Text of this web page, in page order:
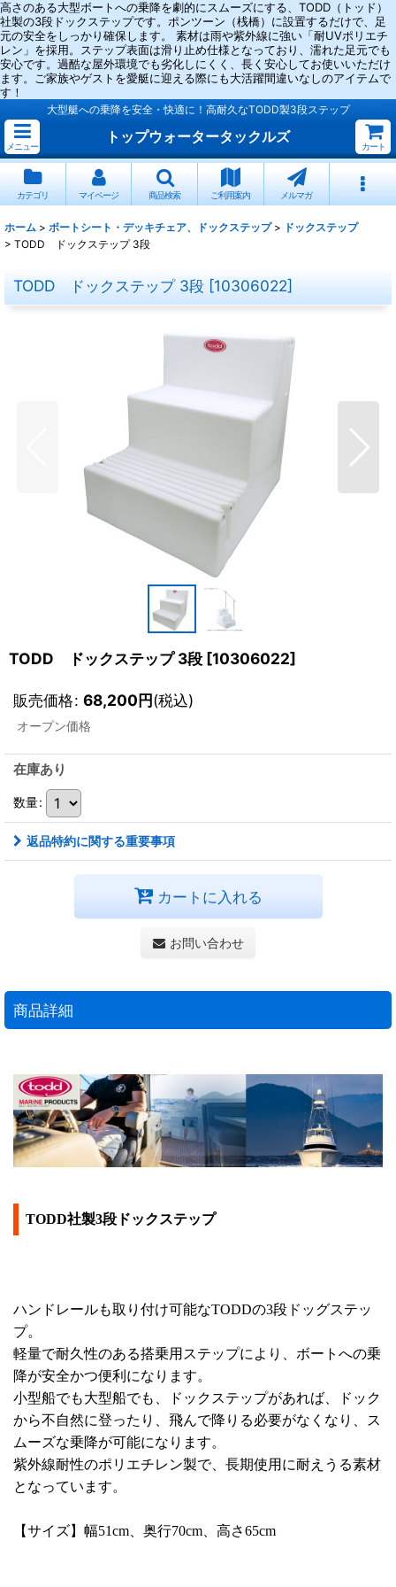
高さのある大型ボートへの乗降を劇的にスムーズにする、TODD（トッド）
社製の3段ドックステップです。ポンツーン（桟橋）に設置するだけで、足
元の安全をしっかり確保します。 素材は雨や紫外線に強い「耐UVポリエチ
レン」を採用。ステップ表面は滑り止め仕様となっており、濡れた足元でも
安心です。過酷な屋外環境でも劣化しにくく、長く安心してお使いいただけ
ます。ご家族やゲストを愛艇に迎える際にも大活躍間違いなしのアイテムで
す！
大型艇への乗降を安全・快適に！高耐久なTODD製3段ステップ
メニュー
トップウォータータックルズ
カート
カテゴリ マイページ 商品検索 ご利用案内 メルマガ
ホーム > ボートシート・デッキチェア、ドックステップ > ドックステップ
> TODD ドックステップ 3段
TODD ドックステップ 3段 [10306022]
TODD ドックステップ 3段 [10306022]
販売価格: 68,200円(税込)
オープン価格
在庫あり
数量:
返品特約に関する重要事項
カートに入れる
お問い合わせ
商品詳細
TODD社製3段ドックステップ
ハンドレールも取り付け可能なTODDの3段ドッグステッ
プ。
軽量で耐久性のある搭乗用ステップにより、ボートへの乗
降が安全かつ便利になります。
小型船でも大型船でも、ドックステップがあれば、ドック
から不自然に登ったり、飛んで降りる必要がなくなり、ス
ムーズな乗降が可能になります。
紫外線耐性のポリエチレン製で、長期使用に耐えうる素材
となっています。
【サイズ】幅51cm、奥行70cm、高さ65cm